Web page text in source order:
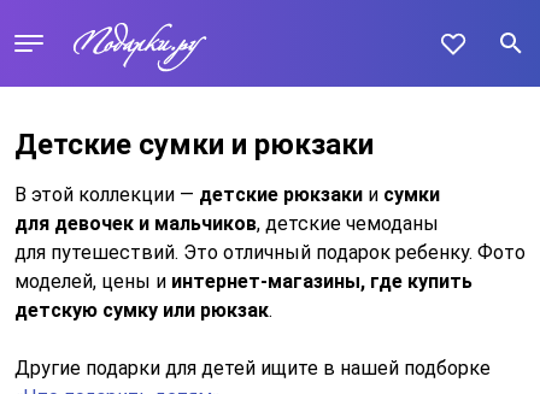
Детские сумки и рюкзаки
В этой коллекции — детские рюкзаки и сумки
для девочек и мальчиков, детские чемоданы
для путешествий. Это отличный подарок ребенку. Фото
моделей, цены и интернет-магазины, где купить
детскую сумку или рюкзак.
Другие подарки для детей ищите в нашей подборке